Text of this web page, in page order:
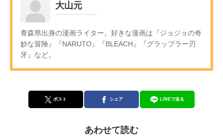
大山元
青森県出身の漫画ライター。好きな漫画は『ジョジョの奇
妙な冒険』『NARUTO』『BLEACH』『グラップラー刃
牙』など。
ポスト シェア LINEで送る
あわせて読む